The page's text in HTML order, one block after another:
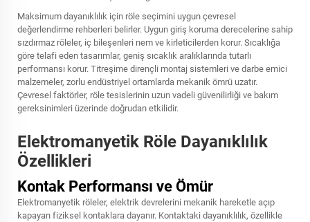
Maksimum dayanıklılık için röle seçimini uygun çevresel
değerlendirme rehberleri belirler. Uygun giriş koruma derecelerine sahip
sızdırmaz röleler, iç bileşenleri nem ve kirleticilerden korur. Sıcaklığa
göre telafi eden tasarımlar, geniş sıcaklık aralıklarında tutarlı
performansı korur. Titreşime dirençli montaj sistemleri ve darbe emici
malzemeler, zorlu endüstriyel ortamlarda mekanik ömrü uzatır.
Çevresel faktörler, röle tesislerinin uzun vadeli güvenilirliği ve bakım
gereksinimleri üzerinde doğrudan etkilidir.
Elektromanyetik Röle Dayanıklılık
Özellikleri
Kontak Performansı ve Ömür
Elektromanyetik röleler, elektrik devrelerini mekanik hareketle açıp
kapayan fiziksel kontaklara dayanır. Kontaktaki dayanıklılık, özellikle